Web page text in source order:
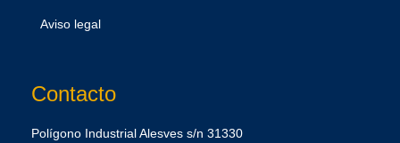
Aviso legal
Contacto
Polígono Industrial Alesves s/n 31330